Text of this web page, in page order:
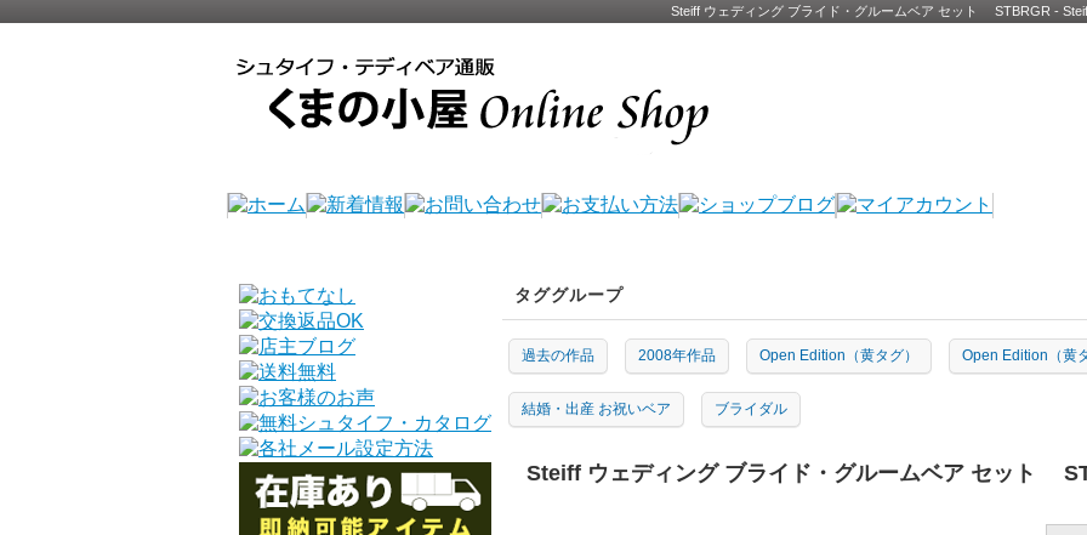
Steiff ウェディング ブライド・グルームベア セット STBRGR -
タググループ
過去の作品 2008年作品 Open Edition（黄タグ） Open Edition（黄
結婚・出産 お祝いベア ブライダル
Steiff ウェディング ブライド・グルームベア セット